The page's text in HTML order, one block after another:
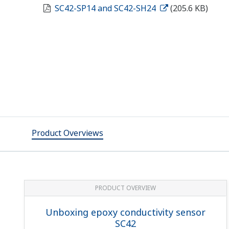
SC42-SP14 and SC42-SH24 (205.6 KB)
Product Overviews
PRODUCT OVERVIEW
Unboxing epoxy conductivity sensor
SC42